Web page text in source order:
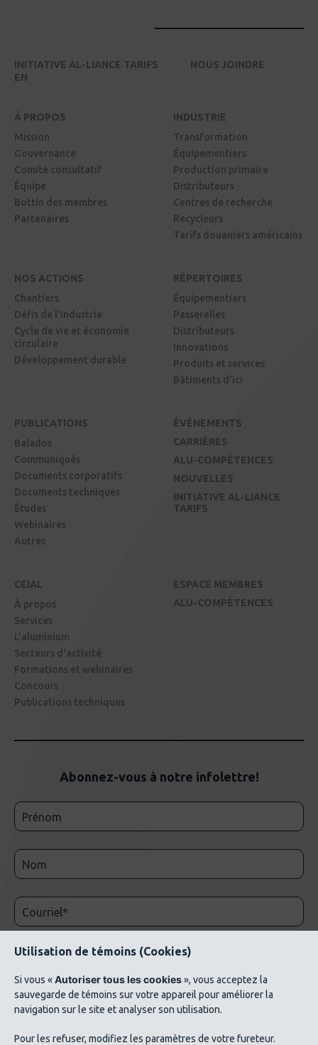
INITIATIVE AL-LIANCE TARIFS
NOUS JOINDRE
EN
À PROPOS
Mission
Gouvernance
Comité consultatif
Équipe
Bottin des membres
Partenaires
INDUSTRIE
Transformation
Équipementiers
Production primaire
Distributeurs
Centres de recherche
Recycleurs
Tarifs douaniers américains
NOS ACTIONS
Chantiers
Défis de l'industrie
Cycle de vie et économie
circulaire
Développement durable
RÉPERTOIRES
Équipementiers
Passerelles
Distributeurs
Innovations
Produits et services
Bâtiments d'ici
PUBLICATIONS
Balados
Communiqués
Documents corporatifs
Documents techniques
Études
Webinaires
Autres
ÉVÉNEMENTS
CARRIÈRES
ALU-COMPÉTENCES
NOUVELLES
INITIATIVE AL-LIANCE
TARIFS
CEIAL
À propos
Services
L'aluminium
Secteurs d'activité
Formations et webinaires
Concours
Publications techniques
ESPACE MEMBRES
ALU-COMPÉTENCES
Abonnez-vous à notre infolettre!
© 2026 AluQuébec. Tous droits réservés. // Conditions d’utilisation // Liste de crédits
Utilisation de témoins (Cookies)
Si vous «Autoriser tous les cookies», vous acceptez la
sauvegarde de témoins sur votre appareil pour améliorer la
navigation sur le site et analyser son utilisation.
Pour les refuser, modifiez les paramètres de votre fureteur.